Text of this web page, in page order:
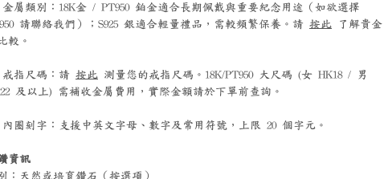
屬類別：18K金 / PT950 鉑金適合長期佩戴與重要紀念用途（如欲選擇
請聯絡我們）；S925 銀適合輕量禮品，需較頻繁保養。請 按此 了解貴金
較。
指尺碼：請 按此 測量您的戒指尺碼。18K/PT950 大尺碼 (女 HK18 / 男
及以上) 需補收金屬費用，實際金額請於下單前查詢。
圈刻字：支援中英文字母、數字及常用符號，上限 20 個字元。
資訊
：天然或培育鑽石（按選項）